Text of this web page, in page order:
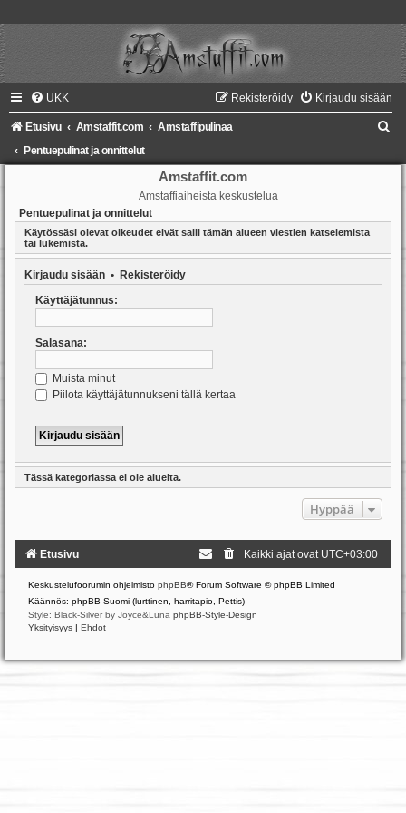
UKK Kirjaudu sisään
Rekisteröidy
Etusivu Amstaffit.com
Amstaffipulinaa
Pentuepulinat ja onnittelut
Amstaffit.com
Amstaffiaiheista keskustelua
Pentuepulinat ja onnittelut
Käytössäsi olevat oikeudet eivät salli tämän alueen viestien katselemista
tai lukemista.
Kirjaudu sisään • Rekisteröidy
Käyttäjätunnus:
Salasana:
Muista minut
Piilota käyttäjätunnukseni tällä kertaa
Tässä kategoriassa ei ole alueita.
Hyppää
Etusivu Kaikki ajat ovat UTC+03:00
Keskustelufoorumin ohjelmisto phpBB® Forum Software © phpBB Limited
Käännös: phpBB Suomi (lurttinen, harritapio, Pettis)
Style: Black-Silver by Joyce&Luna phpBB-Style-Design
Yksityisyys | Ehdot